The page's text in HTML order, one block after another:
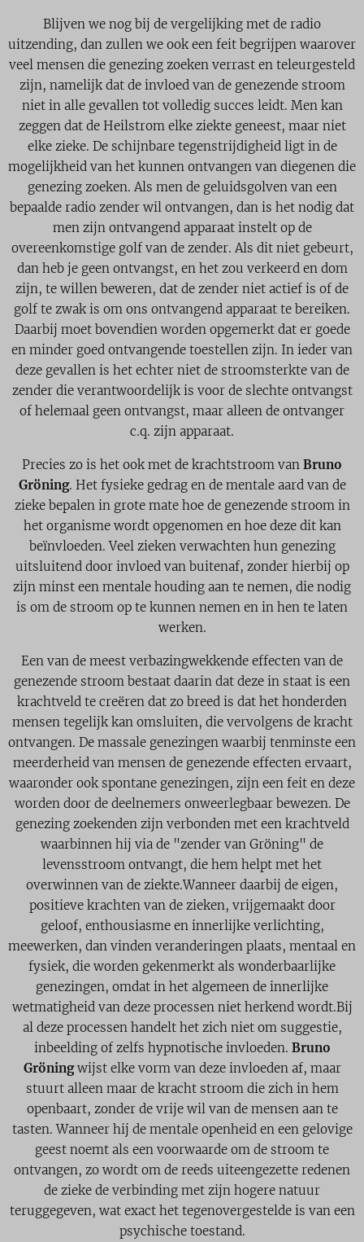
Blijven we nog bij de vergelijking met de radio
uitzending, dan zullen we ook een feit begrijpen waarover
veel mensen die genezing zoeken verrast en teleurgesteld
zijn, namelijk dat de invloed van de genezende stroom
niet in alle gevallen tot volledig succes leidt. Men kan
zeggen dat de Heilstrom elke ziekte geneest, maar niet
elke zieke. De schijnbare tegenstrijdigheid ligt in de
mogelijkheid van het kunnen ontvangen van diegenen die
genezing zoeken. Als men de geluidsgolven van een
bepaalde radio zender wil ontvangen, dan is het nodig dat
men zijn ontvangend apparaat instelt op de
overeenkomstige golf van de zender. Als dit niet gebeurt,
dan heb je geen ontvangst, en het zou verkeerd en dom
zijn, te willen beweren, dat de zender niet actief is of de
golf te zwak is om ons ontvangend apparaat te bereiken.
Daarbij moet bovendien worden opgemerkt dat er goede
en minder goed ontvangende toestellen zijn. In ieder van
deze gevallen is het echter niet de stroomsterkte van de
zender die verantwoordelijk is voor de slechte ontvangst
of helemaal geen ontvangst, maar alleen de ontvanger
c.q. zijn apparaat.
Precies zo is het ook met de krachtstroom van Bruno
Gröning. Het fysieke gedrag en de mentale aard van de
zieke bepalen in grote mate hoe de genezende stroom in
het organisme wordt opgenomen en hoe deze dit kan
beïnvloeden. Veel zieken verwachten hun genezing
uitsluitend door invloed van buitenaf, zonder hierbij op
zijn minst een mentale houding aan te nemen, die nodig
is om de stroom op te kunnen nemen en in hen te laten
werken.
Een van de meest verbazingwekkende effecten van de
genezende stroom bestaat daarin dat deze in staat is een
krachtveld te creëren dat zo breed is dat het honderden
mensen tegelijk kan omsluiten, die vervolgens de kracht
ontvangen. De massale genezingen waarbij tenminste een
meerderheid van mensen de genezende effecten ervaart,
waaronder ook spontane genezingen, zijn een feit en deze
worden door de deelnemers onweerlegbaar bewezen. De
genezing zoekenden zijn verbonden met een krachtveld
waarbinnen hij via de "zender van Gröning" de
levensstroom ontvangt, die hem helpt met het
overwinnen van de ziekte.Wanneer daarbij de eigen,
positieve krachten van de zieken, vrijgemaakt door
geloof, enthousiasme en innerlijke verlichting,
meewerken, dan vinden veranderingen plaats, mentaal en
fysiek, die worden gekenmerkt als wonderbaarlijke
genezingen, omdat in het algemeen de innerlijke
wetmatigheid van deze processen niet herkend wordt.Bij
al deze processen handelt het zich niet om suggestie,
inbeelding of zelfs hypnotische invloeden. Bruno
Gröningwijst elke vorm van deze invloeden af, maar
stuurt alleen maar de kracht stroom die zich in hem
openbaart, zonder de vrije wil van de mensen aan te
tasten. Wanneer hij de mentale openheid en een gelovige
geest noemt als een voorwaarde om de stroom te
ontvangen, zo wordt om de reeds uiteengezette redenen
de zieke de verbinding met zijn hogere natuur
teruggegeven, wat exact het tegenovergestelde is van een
psychische toestand.